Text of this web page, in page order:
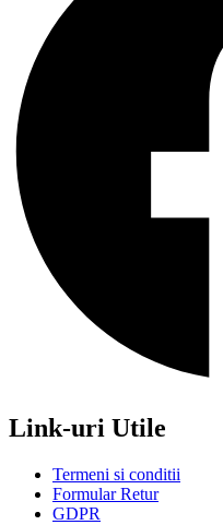
Link-uri Utile
Termeni si conditii
Formular Retur
GDPR